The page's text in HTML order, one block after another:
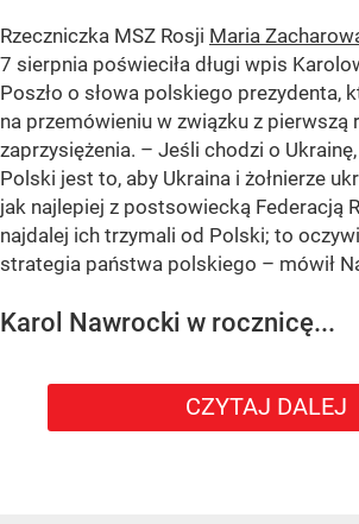
Rzeczniczka MSZ Rosji Maria
7 sierpnia poświeciła długi wpis
Poszło o słowa polskiego prezydenta,
na przemówieniu w związku z pierwszą
zaprzysiężenia. – Jeśli chodzi o
Polski jest to, aby Ukraina i żołnierze
jak najlepiej z postsowiecką Federacją
najdalej ich trzymali od Polski; to
strategia państwa polskiego – mówił
Karol Nawrocki w rocznicę...
CZYTAJ DALEJ